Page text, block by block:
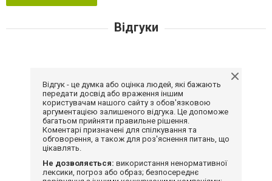
Відгуки
Відгук - це думка або оцінка людей, які бажають
передати досвід або враження іншим
користувачам нашого сайту з обов'язковою
аргументацією залишеного відгука. Це допоможе
багатьом прийняти правильне рішення.
Коментарі призначені для спілкування та
обговорення, а також для роз'яснення питань, що
цікавлять.
Не дозволяється: використання ненормативної
лексики, погроз або образ; безпосереднє